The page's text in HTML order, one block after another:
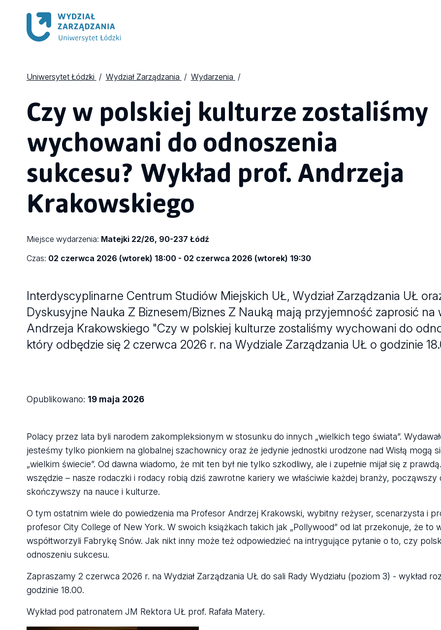
Uniwersytet Łódzki Wydział Zarządzania Wydarzenia
Czy w polskiej kulturze zostaliśmy
wychowani do odnoszenia
sukcesu? Wykład prof. Andrzeja
Krakowskiego
Miejsce wydarzenia: Matejki 22/26, 90-237 Łódź
Czas: 02 czerwca 2026 (wtorek) 18:00 - 02 czerwca 2026 (wtorek) 19:30
Interdyscyplinarne Centrum Studiów Miejskich UŁ, Wydział Zarządzania UŁ
Dyskusyjne Nauka Z Biznesem/Biznes Z Nauką mają przyjemność zaprosić na
Andrzeja Krakowskiego "Czy w polskiej kulturze zostaliśmy wychowani do
który odbędzie się 2 czerwca 2026 r. na Wydziale Zarządzania UŁ o godzinie
Opublikowano: 19 maja 2026
Polacy przez lata byli narodem zakompleksionym w stosunku do innych „wielkich tego świata”.
jesteśmy tylko pionkiem na globalnej szachownicy oraz że jedynie jednostki urodzone nad Wisłą mogą
„wielkim świecie”. Od dawna wiadomo, że mit ten był nie tylko szkodliwy, ale i zupełnie mijał się z
wszędzie – nasze rodaczki i rodacy robią dziś zawrotne kariery we właściwie każdej branży, począwszy
skończywszy na nauce i kulturze.
O tym ostatnim wiele do powiedzenia ma Profesor Andrzej Krakowski, wybitny reżyser, scenarzysta i
profesor City College of New York. W swoich książkach takich jak „Pollywood” od lat przekonuje, że to
współtworzyli Fabrykę Snów. Jak nikt inny może też odpowiedzieć na intrygujące pytanie o to, czy
odnoszeniu sukcesu.
Zapraszamy 2 czerwca 2026 r. na Wydział Zarządzania UŁ do sali Rady Wydziału (poziom 3) - wykład
godzinie 18.00.
Wykład pod patronatem JM Rektora UŁ prof. Rafała Matery.